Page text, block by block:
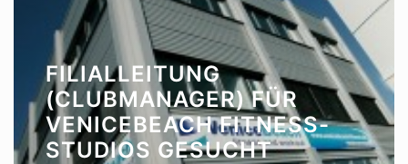
FILIALLEITUNG
(CLUBMANAGER) FÜR
VENICEBEACH FITNESS-
STUDIOS GESUCHT